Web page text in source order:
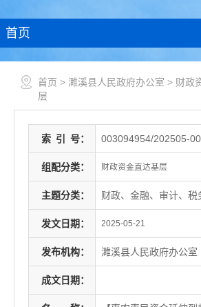
首页
首页 > 濉溪县人民政府办公室 > 财政
层
索 引 号： 003094954/202505-
组配分类： 财政资金直达基层
主题分类： 财政、金融、审计、税
发文日期： 2025-05-21
发布机构： 濉溪县人民政府办公室
成文日期：